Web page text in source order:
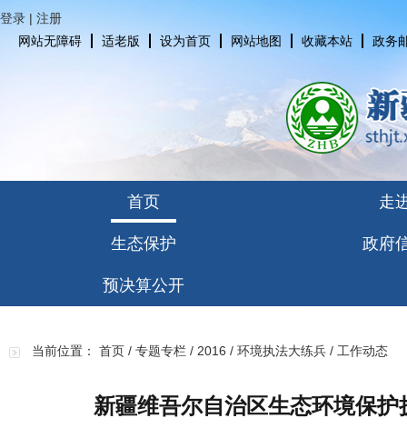
登录 | 注册
网站无障碍
适老版 设为首页 网站地图 收藏本站 政务
首页 走
生态保护 政府
预决算公开
当前位置： 首页 / 专题专栏 / 2016 / 环境执法大练兵 / 工作动态
新疆维吾尔自治区生态环境保